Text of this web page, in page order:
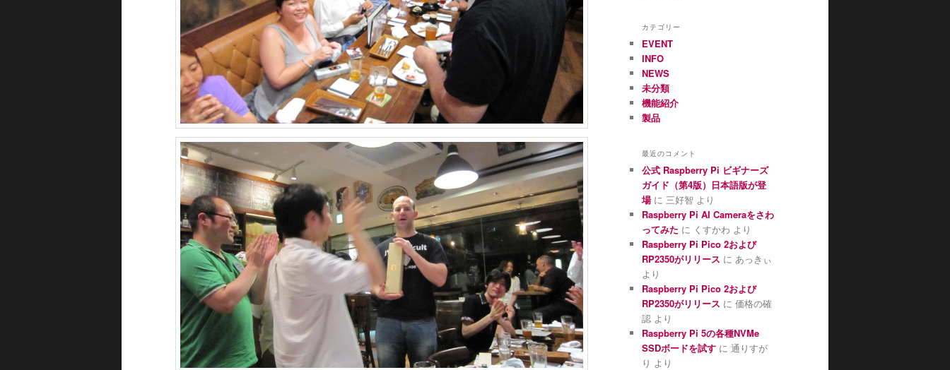
カテゴリー
EVENT
INFO
NEWS
未分類
機能紹介
製品
最近のコメント
公式 Raspberry Pi ビギナーズ
ガイド（第4版）日本語版が登
場に 三好智 より
Raspberry Pi AI Cameraをさわ
ってみた に くすかわ より
Raspberry Pi Pico 2および
RP2350がリリース に あっきぃ
より
Raspberry Pi Pico 2および
RP2350がリリース に 価格の確
認 より
Raspberry Pi 5の各種NVMe
SSDボードを試す に 通りすが
り より